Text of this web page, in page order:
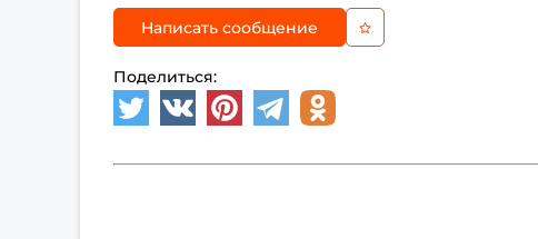
Написать сообщение
Поделиться: